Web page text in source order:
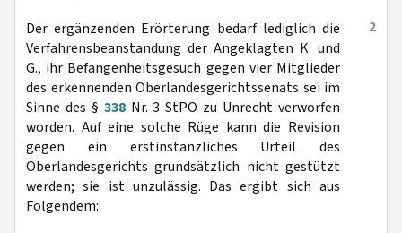
2
Der ergänzenden Erörterung bedarf lediglich die
Verfahrensbeanstandung der Angeklagten K. und
G., ihr Befangenheitsgesuch gegen vier Mitglieder
des erkennenden Oberlandesgerichtssenats sei im
Sinne des § 338Nr. 3 StPO zu Unrecht verworfen
worden. Auf eine solche Rüge kann die Revision
gegen ein erstinstanzliches Urteil des
Oberlandesgerichts grundsätzlich nicht gestützt
werden; sie ist unzulässig. Das ergibt sich aus
Folgendem: